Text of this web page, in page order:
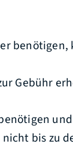
Gebühr
bis zu